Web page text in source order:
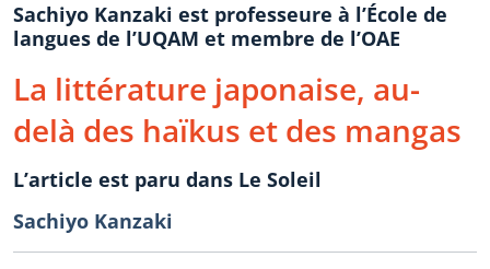
Sachiyo Kanzaki est professeure à l’École de
langues de l’UQAM et membre de l’OAE
La littérature japonaise, au-
delà des haïkus et des mangas
L’article est paru dans Le Soleil
Sachiyo Kanzaki